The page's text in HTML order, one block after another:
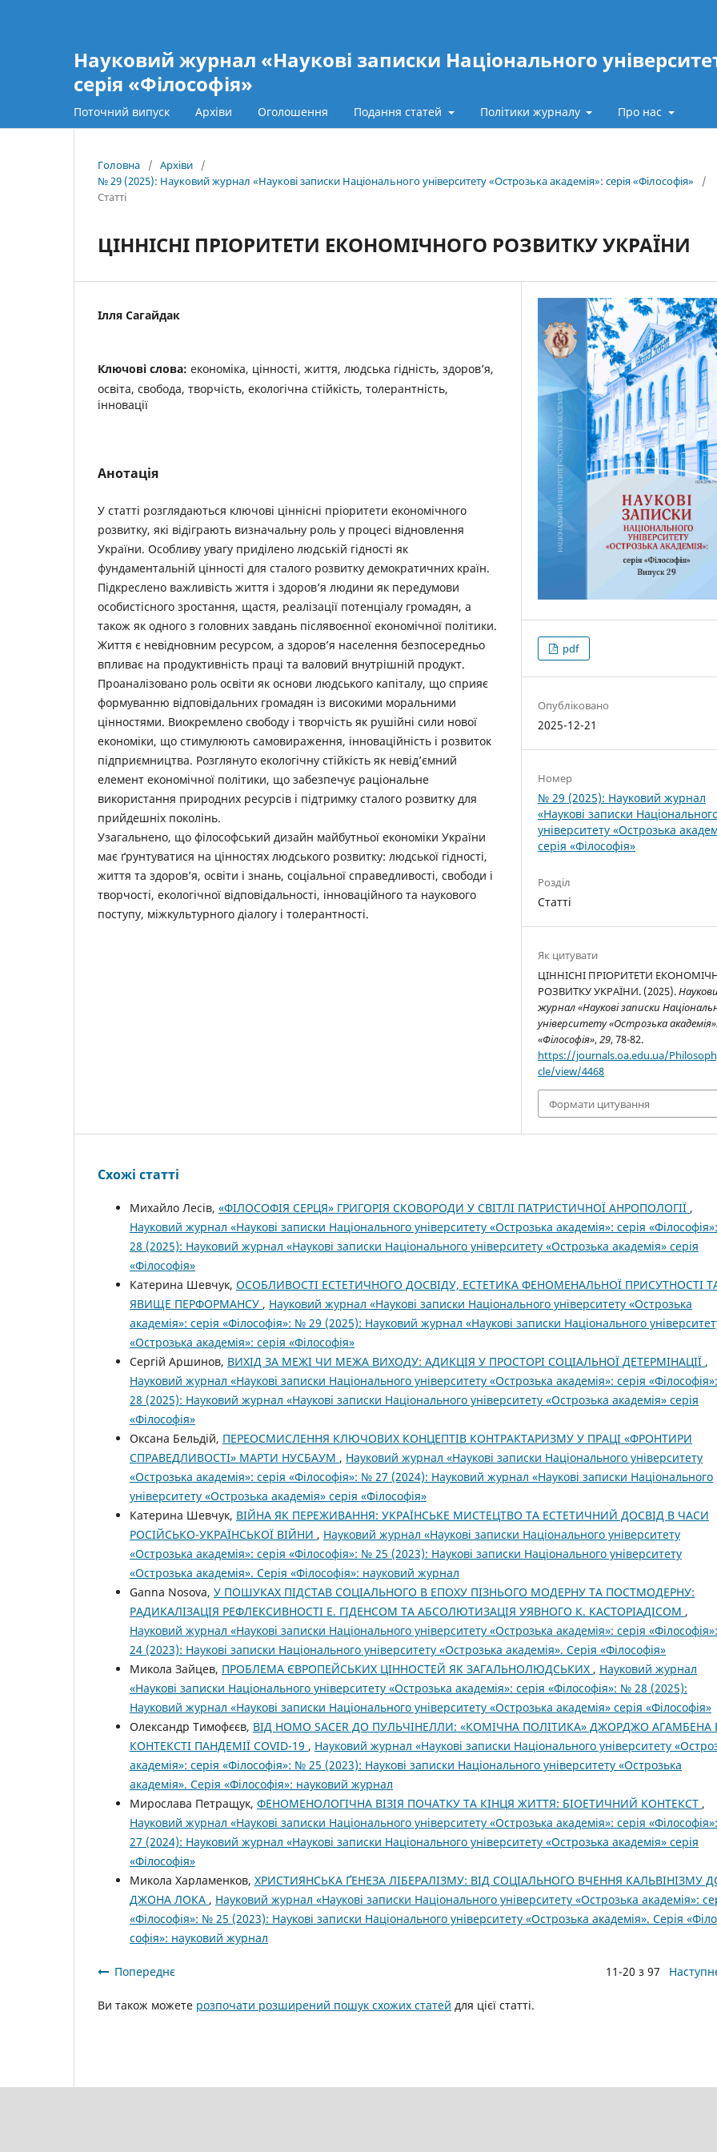
Науковий журнал «Наукові записки Національного
серія «Філософія»
Поточний випуск Архіви Оголошення Подання статей Політики журналу Про нас
Головна / Архіви
/
№ 29 (2025): Науковий журнал «Наукові записки Національного університету «Острозька академія»: серія «Філософія»
/
Статті
ЦІННІСНІ ПРІОРИТЕТИ ЕКОНОМІЧНОГО РОЗВИТКУ УКРАЇНИ
Ілля Сагайдак
Ключові слова: економіка, цінності, життя, людська гідність, здоров’я,
освіта, свобода, творчість, екологічна стійкість, толерантність,
інновації
Анотація
У статті розглядаються ключові ціннісні пріоритети економічного
розвитку, які відіграють визначальну роль у процесі відновлення
України. Особливу увагу приділено людській гідності як
фундаментальній цінності для сталого розвитку демократичних країн.
Підкреслено важливість життя і здоров’я людини як передумови
особистісного зростання, щастя, реалізації потенціалу громадян, а
також як одного з головних завдань післявоєнної економічної політики.
Життя є невідновним ресурсом, а здоров’я населення безпосередньо
впливає на продуктивність праці та валовий внутрішній продукт.
Проаналізовано роль освіти як основи людського капіталу, що сприяє
формуванню відповідальних громадян із високими моральними
цінностями. Виокремлено свободу і творчість як рушійні сили нової
економіки, що стимулюють самовираження, інноваційність і розвиток
підприємництва. Розглянуто екологічну стійкість як невід’ємний
елемент економічної політики, що забезпечує раціональне
використання природних ресурсів і підтримку сталого розвитку для
прийдешніх поколінь.
Узагальнено, що філософський дизайн майбутньої економіки України
має ґрунтуватися на цінностях ­людського розвитку: людської гідності,
життя та здоров’я, освіти і знань, соціальної справедливості, свободи і
творчості, екологічної відповідальності, інноваційного та наукового
поступу, міжкультурного діалогу і толерантності.
pdf
Опубліковано
2025-12-21
Номер
№ 29 (2025): Науковий журнал
«Наукові записки
університету «Острозька
серія «Філософія»
Розділ
Статті
Як цитувати
ЦІННІСНІ ПРІОРИТЕТИ
РОЗВИТКУ УКРАЇНИ. (2025).
журнал «Наукові записки
університету «Острозька
«Філософія»,29, 78-82.
https://journals.oa.edu.ua/
cle/view/4468
Формати цитування
Схожі статті
Михайло Лесів, «ФІЛОСОФІЯ СЕРЦЯ» ГРИГОРІЯ СКОВОРОДИ У СВІТЛІ ПАТРИСТИЧНОЇ АНРОПОЛОГІЇ ,
Науковий журнал «Наукові записки Національного університету «Острозька академія»: серія
28 (2025): Науковий журнал «Наукові записки Національного університету «Острозька академія» серія
«Філософія»
Катерина Шевчук, ОСОБЛИВОСТІ ЕСТЕТИЧНОГО ДОСВІДУ, ЕСТЕТИКА ФЕНОМЕНАЛЬНОЇ ПРИСУТНОСТІ
ЯВИЩЕ ПЕРФОРМАНСУ , Науковий журнал «Наукові записки Національного університету «Острозька
академія»: серія «Філософія»: № 29 (2025): Науковий журнал «Наукові записки Національного
«Острозька академія»: серія «Філософія»
Сергій Аршинов, ВИХІД ЗА МЕЖІ ЧИ МЕЖА ВИХОДУ: АДИКЦІЯ У ПРОСТОРІ СОЦІАЛЬНОЇ ДЕТЕРМІНАЦІЇ ,
Науковий журнал «Наукові записки Національного університету «Острозька академія»: серія
28 (2025): Науковий журнал «Наукові записки Національного університету «Острозька академія» серія
«Філософія»
Оксана Бельдій, ПЕРЕОСМИСЛЕННЯ КЛЮЧОВИХ КОНЦЕПТІВ КОНТРАКТАРИЗМУ У ПРАЦІ «ФРОНТИРИ
СПРАВЕДЛИВОСТІ» МАРТИ НУСБАУМ , Науковий журнал «Наукові записки Національного університету
«Острозька академія»: серія «Філософія»: № 27 (2024): Науковий журнал «Наукові записки Національного
університету «Острозька академія» серія «Філософія»
Катерина Шевчук, ВІЙНА ЯК ПЕРЕЖИВАННЯ: УКРАЇНСЬКЕ МИСТЕЦТВО ТА ЕСТЕТИЧНИЙ ДОСВІД В ЧАСИ
РОСІЙСЬКО-УКРАЇНСЬКОЇ ВІЙНИ , Науковий журнал «Наукові записки Національного університету
«Острозька академія»: серія «Філософія»: № 25 (2023): Наукові записки Національного університету
«Острозька академія». Серія «Філо­софія»: науковий журнал
Gаnna Nosova, У ПОШУКАХ ПІДСТАВ СОЦІАЛЬНОГО В ЕПОХУ ПІЗНЬОГО МОДЕРНУ ТА ПОСТМОДЕРНУ:
РАДИКАЛІЗАЦІЯ РЕФЛЕКСИВНОСТІ Е. ГІДЕНСОМ ТА АБСОЛЮТИЗАЦІЯ УЯВНОГО К. КАСТОРІАДІСОМ ,
Науковий журнал «Наукові записки Національного університету «Острозька академія»: серія
24 (2023): Наукові записки Національного університету «Острозька академія». Серія «Філософія»
Микола Зайцев, ПРОБЛЕМА ЄВРОПЕЙСЬКИХ ЦІННОСТЕЙ ЯК ЗАГАЛЬНОЛЮДСЬКИХ , Науковий журнал
«Наукові записки Національного університету «Острозька академія»: серія «Філософія»: № 28 (2025):
Науковий журнал «Наукові записки Національного університету «Острозька академія» серія «Філософія»
Олександр Тимофєєв, ВІД HOMO SACER ДО ПУЛЬЧІНЕЛЛИ: «КОМІЧНА ПОЛІТИКА» ДЖОРДЖО АГАМБЕНА
КОНТЕКСТІ ПАНДЕМІЇ COVID-19 , Науковий журнал «Наукові записки Національного університету
академія»: серія «Філософія»: № 25 (2023): Наукові записки Національного університету «Острозька
академія». Серія «Філо­софія»: науковий журнал
Мирослава Петращук, ФЕНОМЕНОЛОГІЧНА ВІЗІЯ ПОЧАТКУ ТА КІНЦЯ ЖИТТЯ: БІОЕТИЧНИЙ КОНТЕКСТ ,
Науковий журнал «Наукові записки Національного університету «Острозька академія»: серія
27 (2024): Науковий журнал «Наукові записки Національного університету «Острозька академія» серія
«Філософія»
Микола Харламенков, ХРИСТИЯНСЬКА ҐЕНЕЗА ЛІБЕРАЛІЗМУ: ВІД СОЦІАЛЬНОГО ВЧЕННЯ КАЛЬВІНІЗМУ
ДЖОНА ЛОКА , Науковий журнал «Наукові записки Національного університету «Острозька академія»:
«Філософія»: № 25 (2023): Наукові записки Національного університету «Острозька академія». Серія
софія»: науковий журнал
Попереднє 11-20 з 97
Ви також можете розпочати розширений пошук схожих статей для цієї статті.